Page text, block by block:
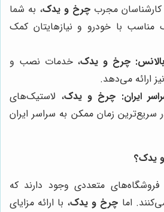
کارشناسان مجرب چرخ و یدک، به شما
مناسب با خودرو و نیازهایتان کمک
چرخ و یدک، خدمات نصب و
ارائه می‌دهد.
ایران: چرخ و یدک، لاستیک‌های
سریع‌ترین زمان ممکن به سراسر ایران
یدک؟
فروشگاه‌های متعددی وجود دارند که
اما چرخ و یدک، با ارائه مزایای